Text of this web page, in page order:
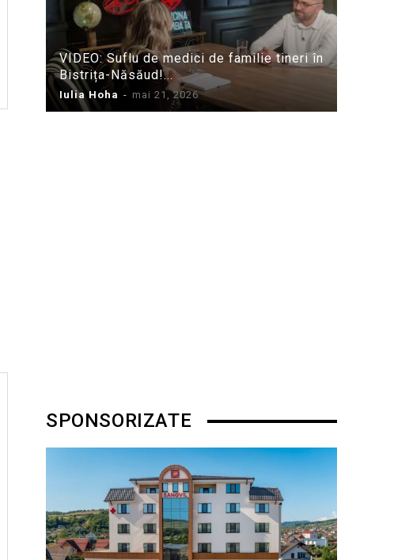
VIDEO: Suflu de medici de familie tineri în
Bistrița-Năsăud!...
Iulia Hoha - mai 21, 2026
SPONSORIZATE